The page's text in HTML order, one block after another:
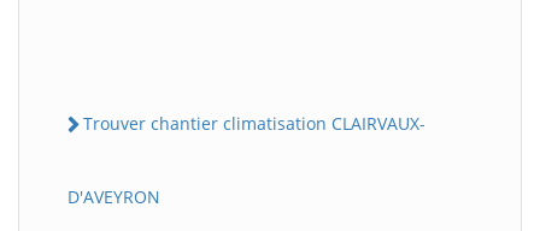
Trouver chantier climatisation CLAIRVAUX-
D'AVEYRON